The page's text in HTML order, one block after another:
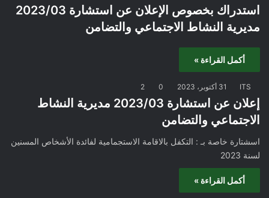
استدراك بخصوص الإعلان عن استشارة 2023/03
مديرية النشاط الاجتماعي والتضامن
أكمل القراءة »
ITS 31 أكتوبر، 2023 0
2
إعلان عن استشارة 2023/03 مديرية النشاط
الاجتماعي والتضامن
اسشتارة خاصة بـ : التكفل بالاقامة الاستجمامية لفائدة الأشخاص المسنين
لسنة 2023
أكمل القراءة »